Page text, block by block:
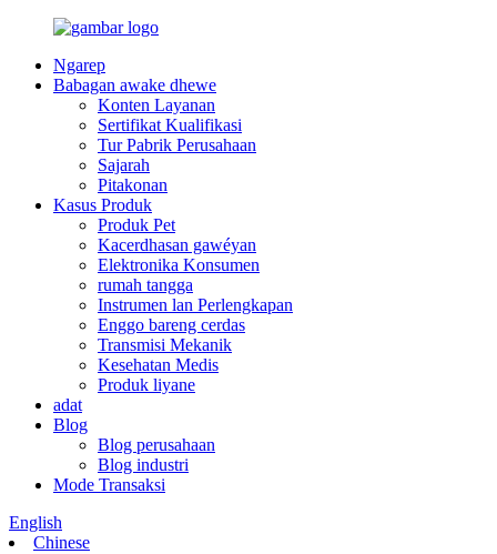
Ngarep
Babagan awake dhewe
Konten Layanan
Sertifikat Kualifikasi
Tur Pabrik Perusahaan
Sajarah
Pitakonan
Kasus Produk
Produk Pet
Kacerdhasan gawéyan
Elektronika Konsumen
rumah tangga
Instrumen lan Perlengkapan
Enggo bareng cerdas
Transmisi Mekanik
Kesehatan Medis
Produk liyane
adat
Blog
Blog perusahaan
Blog industri
Mode Transaksi
English
Chinese